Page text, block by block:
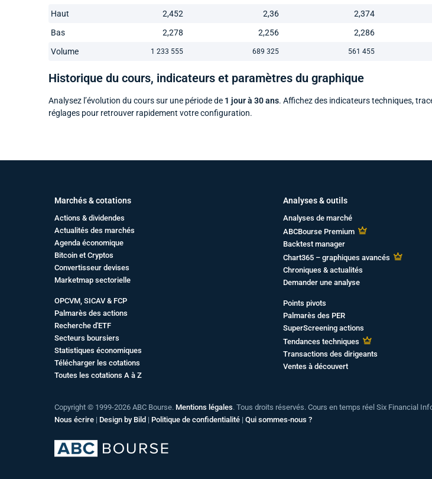
Haut
2,452 2,36 2,374
Bas
2,278 2,256 2,286
Volume
1 233 555 689 325 561 455
Historique du cours, indicateurs et paramètres du graphique
Analysez l’évolution du cours sur une période de 1 jour à 30 ans. Affichez des indicateurs techniques,
réglages pour retrouver rapidement votre configuration.
Marchés & cotations
Actions & dividendes
Actualités des marchés
Agenda économique
Bitcoin et Cryptos
Convertisseur devises
Marketmap sectorielle
OPCVM, SICAV & FCP
Palmarès des actions
Recherche d'ETF
Secteurs boursiers
Statistiques économiques
Télécharger les cotations
Toutes les cotations A à Z
Analyses & outils
Analyses de marché
ABCBourse Premium
Backtest manager
Chart365 – graphiques avancés
Chroniques & actualités
Demander une analyse
Points pivots
Palmarès des PER
SuperScreening actions
Tendances techniques
Transactions des dirigeants
Ventes à découvert
Copyright © 1999-2026 ABC Bourse. Mentions légales. Tous droits réservés. Cours en temps réel Six Financial
Nous écrire | Design by Bild | Politique de confidentialité | Qui sommes-nous ?